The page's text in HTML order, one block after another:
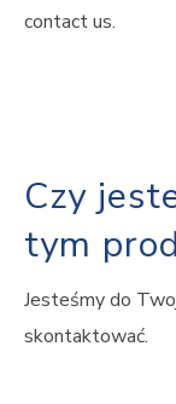
contact us.
Czy
tym
Jesteśmy do
skontaktować.